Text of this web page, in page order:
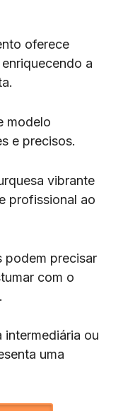
oferece
a
modelo
e precisos.
vibrante
profissional ao
podem precisar
com o
intermediária ou
uma